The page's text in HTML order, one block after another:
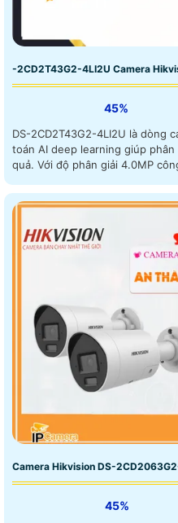
-2CD2T43G2-4LI2U Camera
45%
DS-2CD2T43G2-4LI2U là dòng
toán AI deep learning giúp
quả. Với độ phân giải 4.0MP
Camera Hikvision DS-
45%